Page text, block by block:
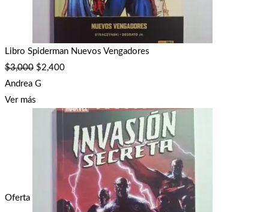
Libro Spiderman Nuevos Vengadores
$3,000 $2,400
Andrea G
Ver más
Oferta